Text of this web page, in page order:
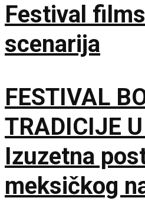
Festival
scenarija
FESTIVAL
TRADICIJE
Izuzetna
meksičkog